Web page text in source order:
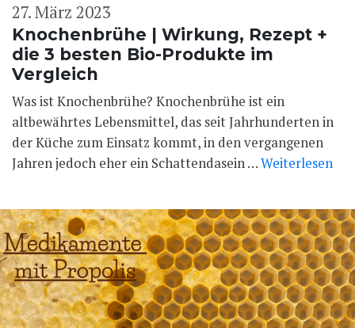
Knochenbrühe | Wirkung, Rezept +
die 3 besten Bio-Produkte im
Vergleich
27. März 2023
Was ist Knochenbrühe? Knochenbrühe ist ein
altbewährtes Lebensmittel, das seit Jahrhunderten in
der Küche zum Einsatz kommt, in den vergangenen
Jahren jedoch eher ein Schattendasein …Weiterlesen